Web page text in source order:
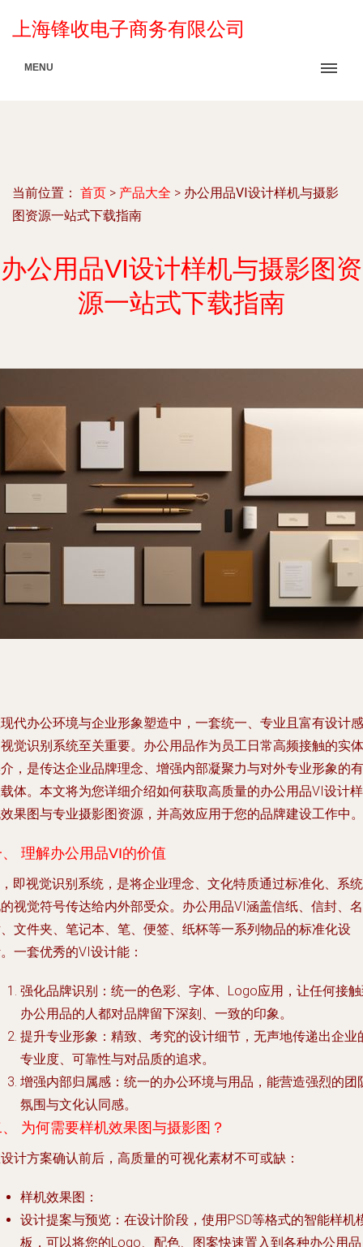
上海锋收电子商务有限公司
MENU
当前位置： 首页 > 产品大全 > 办公用品VI设计样机与摄影
图资源一站式下载指南
办公用品VI设计样机与摄影图资
源一站式下载指南
代办公环境与企业形象塑造中，一套统一、专业且富有设计感
觉识别系统至关重要。办公用品作为员工日常高频接触的实体
，是传达企业品牌理念、增强内部凝聚力与对外专业形象的有
体。本文将为您详细介绍如何获取高质量的办公用品VI设计样
果图与专业摄影图资源，并高效应用于您的品牌建设工作中。
理解办公用品VI的价值
即视觉识别系统，是将企业理念、文化特质通过标准化、系统
视觉符号传达给内外部受众。办公用品VI涵盖信纸、信封、名
文件夹、笔记本、笔、便签、纸杯等一系列物品的标准化设
一套优秀的VI设计能：
强化品牌识别 ：统一的色彩、字体、Logo应用，让任何接
办公用品的人都对品牌留下深刻、一致的印象。
提升专业形象 ：精致、考究的设计细节，无声地传递出企业
专业度、可靠性与对品质的追求。
增强内部归属感 ：统一的办公环境与用品，能营造强烈的团
氛围与文化认同感。
为何需要样机效果图与摄影图？
计方案确认前后，高质量的可视化素材不可或缺：
样机效果图 ：
设计提案与预览 ：在设计阶段，使用PSD等格式的智能样机
板，可以将您的Logo、配色、图案快速置入到各种办公用品